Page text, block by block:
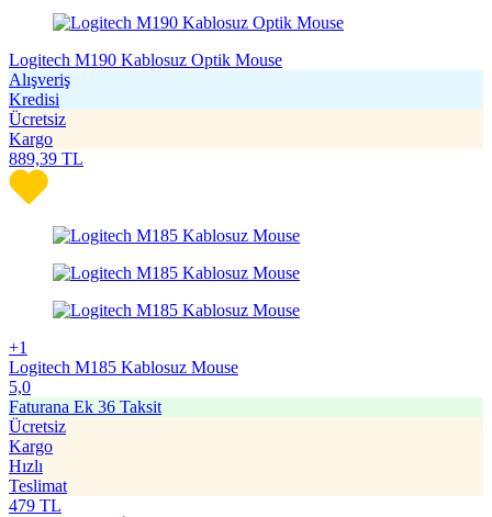
Logitech M190 Kablosuz Optik Mouse
Alışveriş
Kredisi
Ücretsiz
Kargo
889,39 TL
+1
Logitech M185 Kablosuz Mouse
5,0
Faturana Ek 36 Taksit
Ücretsiz
Kargo
Hızlı
Teslimat
479 TL